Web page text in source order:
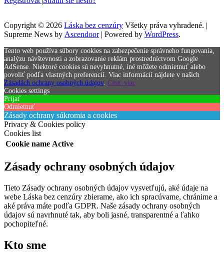
Copyright © 2026 Láska bez cenzúry Všetky práva vyhradené. |
Supreme News by Ascendoor| Powered by WordPress.
Tento web používa súbory cookies na zabezpečenie správneho fungovania,
analýzu návštevnosti a zobrazovanie reklám prostredníctvom Google
AdSense. Niektoré cookies sú nevyhnutné, iné môžete odmietnuť alebo
povoliť podľa vlastných preferencií. Viac informácií nájdete v našich
Zásadách ochrany osobných údajov. Čítať viac
Cookies settings
Prijať
Odmietnuť
Zásady ochrany súkromia a cookies
Privacy & Cookies policy
Cookies list
Cookie name Active
Zásady ochrany osobných údajov
Tieto Zásady ochrany osobných údajov vysvetľujú, aké údaje na
webe Láska bez cenzúry zbierame, ako ich spracúvame, chránime a
aké práva máte podľa GDPR. Naše zásady ochrany osobných
údajov sú navrhnuté tak, aby boli jasné, transparentné a ľahko
pochopiteľné.
Kto sme